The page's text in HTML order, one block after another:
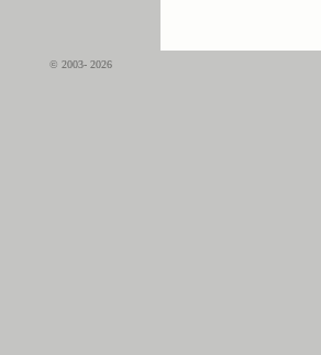
© 2003- 2026